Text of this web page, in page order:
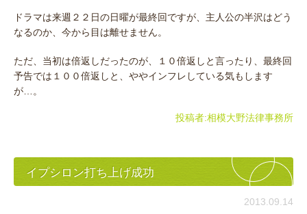
ドラマは来週２２日の日曜が最終回ですが、主人公の半沢はどう
なるのか、今から目は離せません。
ただ、当初は倍返しだったのが、１０倍返しと言ったり、最終回
予告では１００倍返しと、ややインフレしている気もします
が…。
投稿者:相模大野法律事務所
イプシロン打ち上げ成功
2013.09.14